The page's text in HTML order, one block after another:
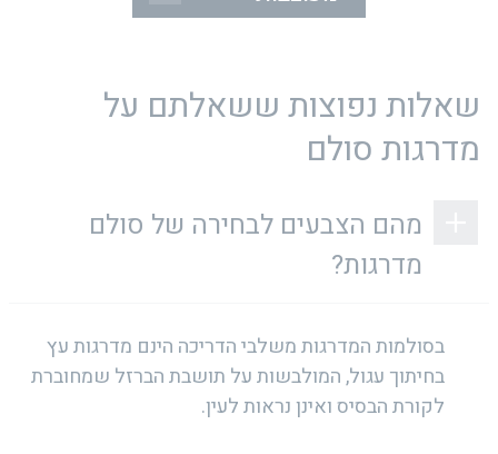
שאלות נפוצות ששאלתם על
מדרגות סולם
מהם הצבעים לבחירה של סולם
מדרגות?
בסולמות המדרגות משלבי הדריכה הינם מדרגות עץ
בחיתוך עגול, המולבשות על תושבת הברזל שמחוברת
לקורת הבסיס ואינן נראות לעין.